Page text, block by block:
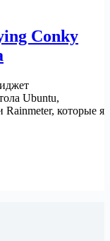
Conky
Ubuntu,
которые я